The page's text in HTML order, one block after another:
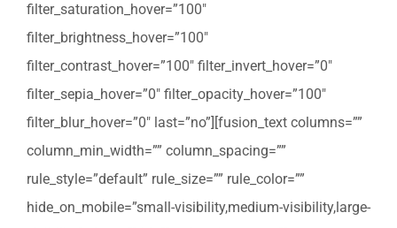
filter_saturation_hover=”100″
filter_brightness_hover=”100″
filter_contrast_hover=”100″ filter_invert_hover=”0″
filter_sepia_hover=”0″ filter_opacity_hover=”100″
filter_blur_hover=”0″ last=”no”][fusion_text columns=””
column_min_width=”” column_spacing=””
rule_style=”default” rule_size=”” rule_color=””
hide_on_mobile=”small-visibility,medium-visibility,large-